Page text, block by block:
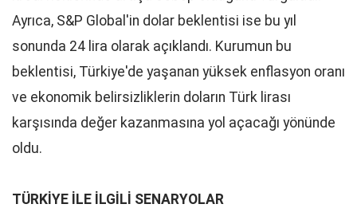
Ayrıca, S&P Global'in dolar beklentisi ise bu yıl
sonunda 24 lira olarak açıklandı. Kurumun bu
beklentisi, Türkiye'de yaşanan yüksek enflasyon oranı
ve ekonomik belirsizliklerin doların Türk lirası
karşısında değer kazanmasına yol açacağı yönünde
oldu.
TÜRKİYE İLE İLGİLİ SENARYOLAR